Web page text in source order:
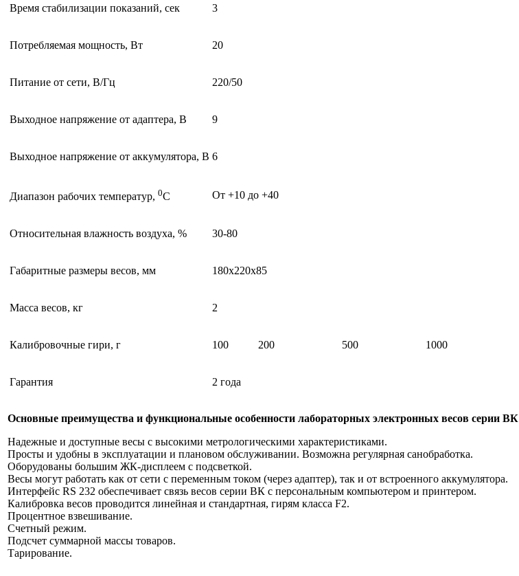
Время стабилизации показаний, сек 3
Потребляемая мощность, Вт 20
Питание от сети, В/Гц 220/50
Выходное напряжение от адаптера, В 9
Выходное напряжение от аккумулятора, В 6
Диапазон рабочих температур, 0С От +10 до +40
Относительная влажность воздуха, % 30-80
Габаритные размеры весов, мм 180х220х85
Масса весов, кг 2
Калибровочные гири, г 100 200 500 1000
Гарантия 2 года
Основные преимущества и функциональные особенности лабораторных электронных весов серии ВК
Надежные и доступные весы с высокими метрологическими характеристиками.
Просты и удобны в эксплуатации и плановом обслуживании. Возможна регулярная санобработка.
Оборудованы большим ЖК-дисплеем с подсветкой.
Весы могут работать как от сети с переменным током (через адаптер), так и от встроенного аккумулятора.
Интерфейс RS 232 обеспечивает связь весов серии ВК с персональным компьютером и принтером.
Калибровка весов проводится линейная и стандартная, гирям класса F2.
Процентное взвешивание.
Счетный режим.
Подсчет суммарной массы товаров.
Тарирование.